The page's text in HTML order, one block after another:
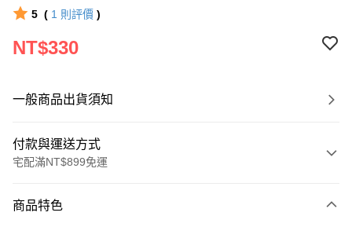
5 ( 1 則評價 )
NT$330
一般商品出貨須知
付款與運送方式
宅配滿NT$899免運
信用卡一次付款
商品特色